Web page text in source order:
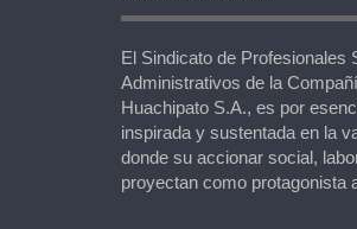
El Sindicato de Profesionales
Administrativos de la
Huachipato S.A., es por
inspirada y sustentada en la
donde su accionar social,
proyectan como protagonista